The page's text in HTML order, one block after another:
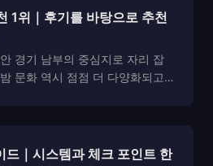
1위｜후기를 바탕으로 추천
경기 남부의 중심지로 자리 잡
문화 역시 점점 더 다양화되고
드｜시스템과 체크 포인트 한